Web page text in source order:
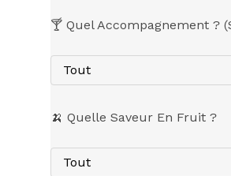
🍸 Quel Accompagnement ?
Tout
🍌 Quelle Saveur En Fruit ?
Tout